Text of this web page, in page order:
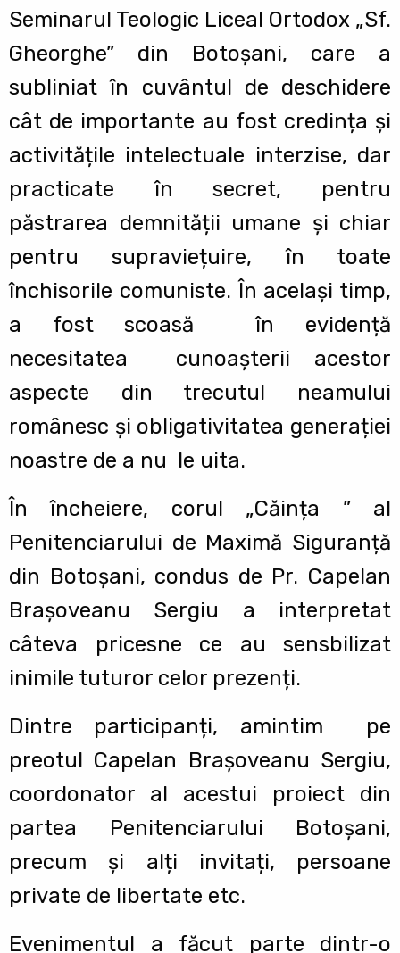
Seminarul Teologic Liceal Ortodox „Sf.
Gheorghe” din Botoșani, care a
subliniat în cuvântul de deschidere
cât de importante au fost credința și
activitățile intelectuale interzise, dar
practicate în secret, pentru
păstrarea demnității umane și chiar
pentru supraviețuire, în toate
închisorile comuniste. În același timp,
a fost scoasă în evidență
necesitatea cunoașterii acestor
aspecte din trecutul neamului
românesc și obligativitatea generației
noastre de a nu le uita.
În încheiere, corul „Căința ” al
Penitenciarului de Maximă Siguranță
din Botoșani, condus de Pr. Capelan
Brașoveanu Sergiu a interpretat
câteva pricesne ce au sensbilizat
inimile tuturor celor prezenți.
Dintre participanți, amintim pe
preotul Capelan Brașoveanu Sergiu,
coordonator al acestui proiect din
partea Penitenciarului Botoșani,
precum și alți invitați, persoane
private de libertate etc.
Evenimentul a făcut parte dintr-o